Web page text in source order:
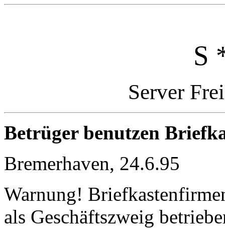
S
Server
Betrüger benutzen
Bremerhaven, 24.6.95
Warnung!
als Geschäftszweig